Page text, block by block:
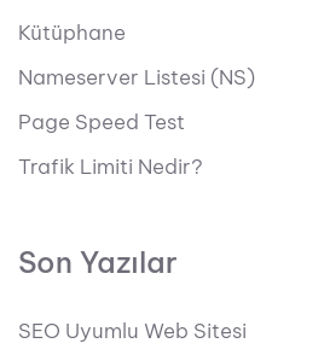
Kütüphane
Nameserver Listesi (NS)
Page Speed Test
Trafik Limiti Nedir?
Son Yazılar
SEO Uyumlu Web Sitesi